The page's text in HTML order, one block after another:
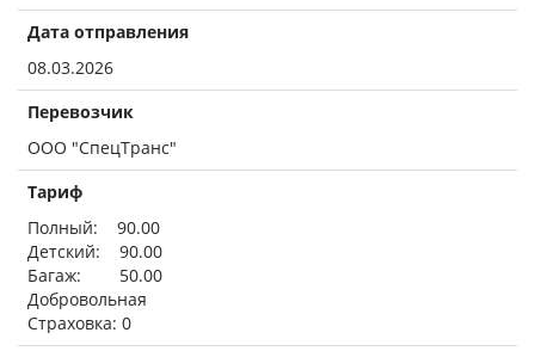
Дата отправления
08.03.2026
Перевозчик
ООО "СпецТранс"
Тариф
Полный: 90.00
Детский: 90.00
Багаж: 50.00
Добровольная
Страховка: 0